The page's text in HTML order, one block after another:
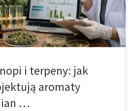
odpowiedzialne za zapach,
i terpeny: jak
aromaty
…